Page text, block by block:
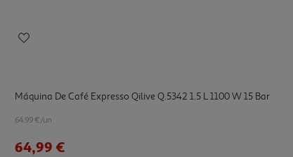
Máquina De Café Expresso Qilive Q.5342 1.5 L 1100 W 15 Bar
64.99 €/un
64,99 €